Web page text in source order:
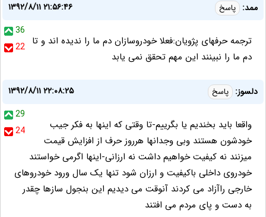
ممد: پاسخ
۱۳۹۲/۸/۱۱ ۲۱:۵۶:۴۶
36
22 ترجمه حرفهای پژویان:فعلا خودروسازان دم ما را ندیده اند و تا
دم ما را نبینند این مهم تحقق نمی یابد
دلسوز: پاسخ
۱۳۹۲/۸/۱۱ ۲۲:۰۸:۲۵
29
24
واقعا باید بخندیم یا بگرییم-تا وقتی که اینها به فکر جیب
خودشون هستند وبی وجدانها هرروز حرف از افزایش قیمت
میزنند نه کیفیت خواهیم داشت نه ارزانی-اینها اگرمی خواستند
خودروی داخلی باکیفیت و ارزان شود تنها یک سال ورود خودروهای
خارجی راآزاد می کردند آنوقت می دیدیم این بنجول سازها چقدر
به دست و پای مردم می افتند